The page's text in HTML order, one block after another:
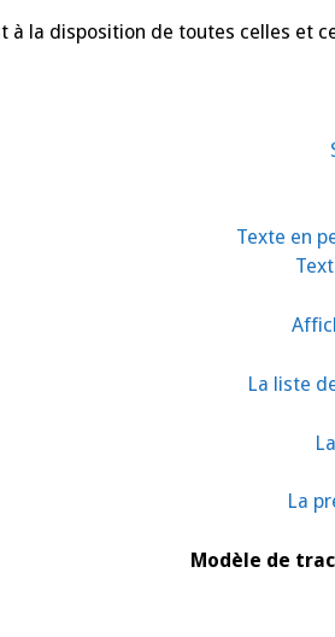
à la disposition de toutes celles et
Texte en
La liste
La
Modèle de